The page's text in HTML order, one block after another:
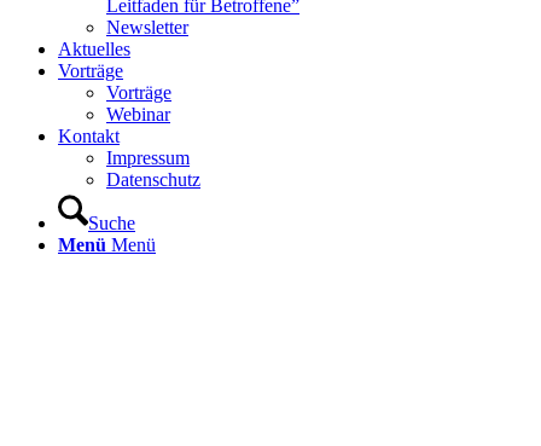
Leitfaden für Betroffene”
Newsletter
Aktuelles
Vorträge
Vorträge
Webinar
Kontakt
Impressum
Datenschutz
Suche
Menü Menü